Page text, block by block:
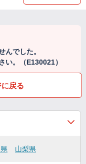
んでした。
い。（E130021）
戻る
山梨県